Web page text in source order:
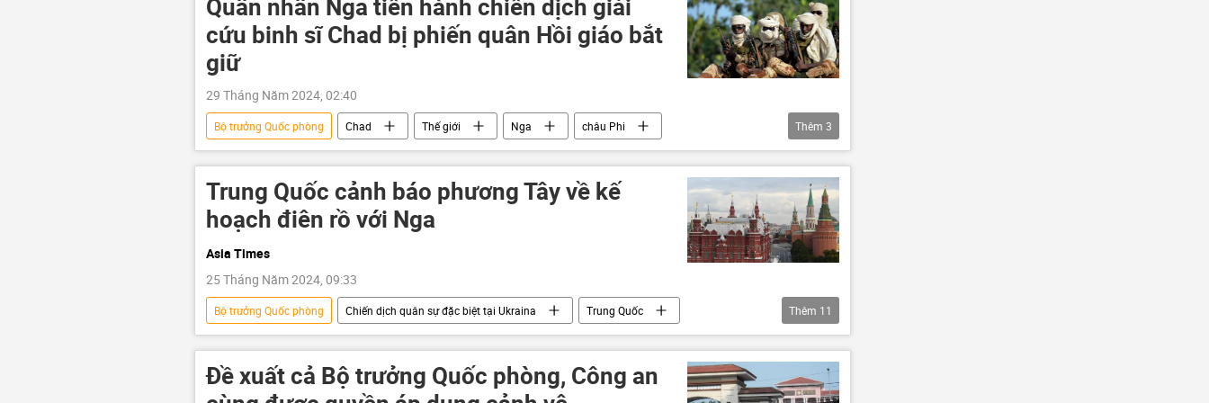
phương Tây
Vladimir Putin Moldova Quốc hội Đức xung đột
Quân nhân Nga tiến hành chiến dịch giải
cứu binh sĩ Chad bị phiến quân Hồi giáo bắt
giữ
29 Tháng Năm 2024, 02:40
Bộ trưởng Quốc phòng Chad Thế giới Nga
châu Phi
xung đột quân sự
quân nhân Bộ Tài chính Hoa Kỳ
Thêm 3
Trung Quốc cảnh báo phương Tây về kế
hoạch điên rồ với Nga
Asia Times
25 Tháng Năm 2024, 09:33
Bộ trưởng Quốc phòng Chiến dịch quân sự đặc biệt tại Ukraina
Trung Quốc
phương Tây
Nga Thế giới Ukraina
Hạ Viện Mỹ
Duma Quốc gia Nga
Matxcơva xung đột quân sự
báo
Báo chí thế giới
Washington
Thêm 11
Đề xuất cả Bộ trưởng Quốc phòng, Công an